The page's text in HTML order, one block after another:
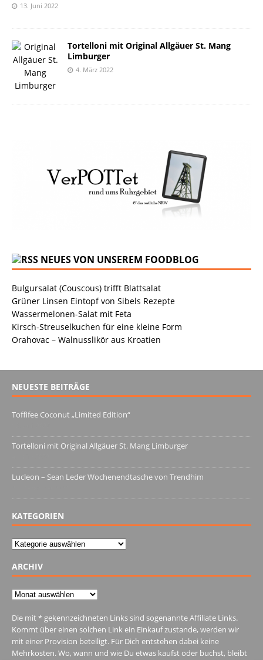
13. Juni 2022
Tortelloni mit Original Allgäuer St. Mang
Limburger
4. März 2022
NEUES VON UNSEREM FOODBLOG
Bulgursalat (Couscous) trifft Blattsalat
Grüner Linsen Eintopf von Sibels Rezepte
Wassermelonen-Salat mit Feta
Kirsch-Streuselkuchen für eine kleine Form
Orahovac – Walnusslikör aus Kroatien
NEUESTE BEITRÄGE
Toffifee Coconut „Limited Edition“
Tortelloni mit Original Allgäuer St. Mang Limburger
Lucleon – Sean Leder Wochenendtasche von Trendhim
KATEGORIEN
Kategorien
ARCHIV
Archiv
Die mit * gekennzeichneten Links sind sogenannte Affiliate Links.
Kommt über einen solchen Link ein Einkauf zustande, werden wir
mit einer Provision beteiligt. Für Dich entstehen dabei keine
Mehrkosten. Wo, wann und wie Du etwas kaufst oder buchst, bleibt